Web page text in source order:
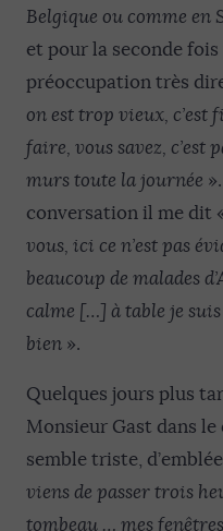
Belgique ou comme
et pour la seconde
préoccupation très
on est trop vieux,
faire, vous savez, c’est
murs toute la journée
conversation il me dit
vous, ici ce n’est pas
beaucoup de malades
calme […] à table je suis
bien ».
Quelques jours plus
Monsieur Gast dans le
semble triste,
viens de passer trois
tombeau … mes